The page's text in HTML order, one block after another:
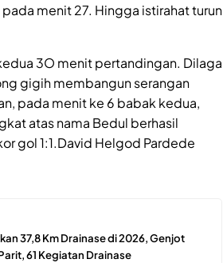
menit 27. Hingga istirahat turun
3O menit pertandingan. Dilaga
gigih membangun serangan
pada menit ke 6 babak kedua,
atas nama Bedul berhasil
gol 1:1.David Helgod Pardede
37,8 Km Drainase di 2026, Genjot
61 Kegiatan Drainase